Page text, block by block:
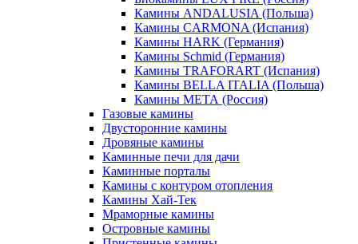
Камины ANDALUSIA (Польша)
Камины CARMONA (Испания)
Камины HARK (Германия)
Камины Schmid (Германия)
Камины TRAFORART (Испания)
Камины BELLA ITALIA (Польша)
Камины МЕТА (Россия)
Газовые камины
Двусторонние камины
Дровяные камины
Каминные печи для дачи
Каминные порталы
Камины с контуром отопления
Камины Хай-Тек
Мраморные камины
Островные камины